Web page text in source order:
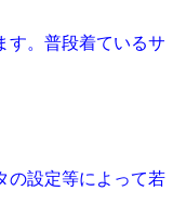
。普段着ているサ
の設定等によって若